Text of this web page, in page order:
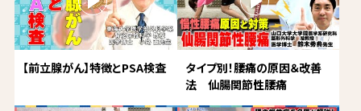
【前立腺がん】特徴とPSA検査
タイプ別！腰痛の原因＆改善
法 仙腸関節性腰痛